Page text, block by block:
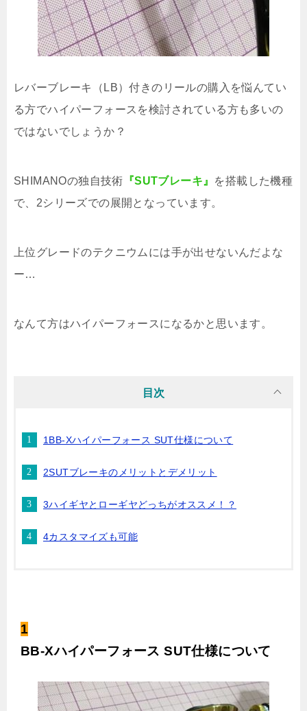
レバーブレーキ（LB）付きのリールの購入を悩んてい
る方でハイパーフォースを検討されている方も多いの
ではないでしょうか？
SHIMANOの独自技術 『SUTブレーキ』 を搭載した機種
で、2シリーズでの展開となっています。
上位グレードのテクニウムには手が出せないんだよな
ー…
なんて方はハイパーフォースになるかと思います。
目次
1BB-Xハイパーフォース SUT仕様について
2SUTブレーキのメリットとデメリット
3ハイギヤとローギヤどっちがオススメ！？
4カスタマイズも可能
1
BB-Xハイパーフォース SUT仕様について